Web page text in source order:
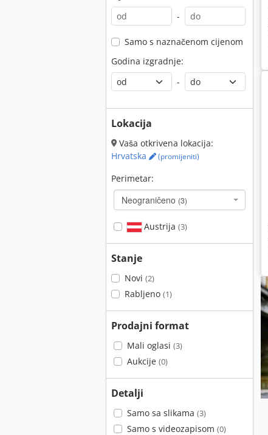
-
Samo s naznačenom cijenom
Godina izgradnje:
-
Lokacija
Vaša otkrivena lokacija:
Hrvatska
(promijeniti)
Perimetar:
Neograničeno (3)
Austrija (3)
Stanje
Novi (2)
Rabljeno (1)
Prodajni format
Mali oglasi (3)
Aukcije (0)
Detalji
Samo sa slikama (3)
Samo s videozapisom (0)